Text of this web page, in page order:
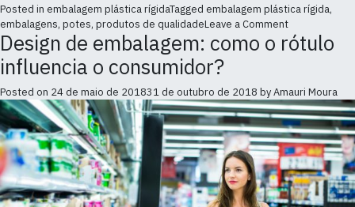
Posted in embalagem plástica rígidaTagged embalagem plástica rígida,
embalagens, potes, produtos de qualidadeLeave a Commenton
Quais
as
embalagem
plástica
rígida
na
produção
de
alimentos?
Design de embalagem: como o rótulo
influencia o consumidor?
Posted on 24 de maio de 201831 de outubro de 2018 byAmauri Moura